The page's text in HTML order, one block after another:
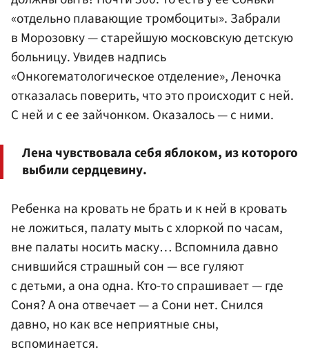
«отдельно плавающие тромбоциты». Забрали
в Морозовку — старейшую московскую детскую
больницу. Увидев надпись
«Онкогематологическое отделение», Леночка
отказалась поверить, что это происходит с ней.
С ней и с ее зайчонком. Оказалось — с ними.
Лена чувствовала себя яблоком, из которого
выбили сердцевину.
Ребенка на кровать не брать и к ней в кровать
не ложиться, палату мыть с хлоркой по часам,
вне палаты носить маску… Вспомнила давно
снившийся страшный сон — все гуляют
с детьми, а она одна. Кто-то спрашивает — где
Соня? А она отвечает — а Сони нет. Снился
давно, но как все неприятные сны,
вспоминается.